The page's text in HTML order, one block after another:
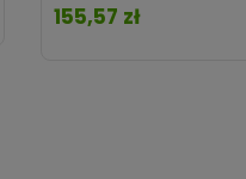
Cena
155,57 zł